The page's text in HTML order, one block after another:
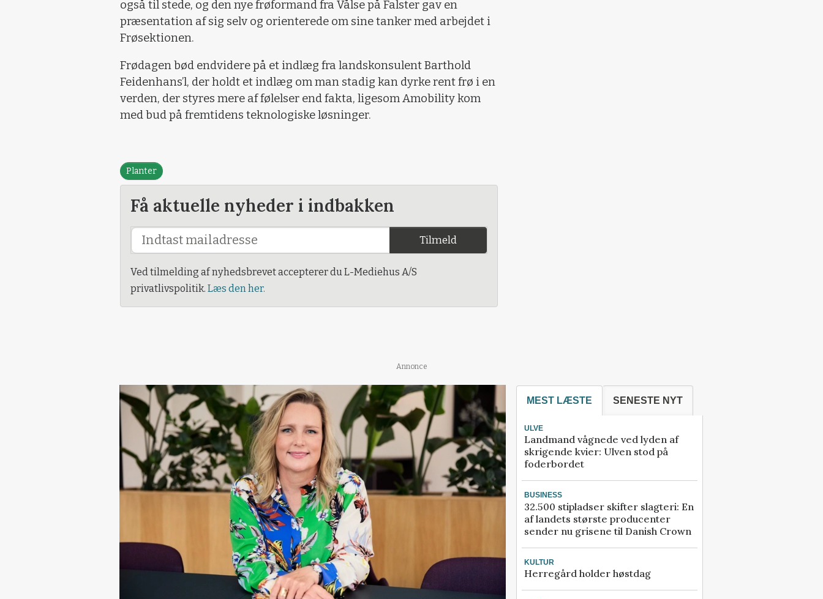
også til stede, og den nye frøformand fra Vålse på Falster gav en
præsentation af sig selv og orienterede om sine tanker med arbejdet i
Frøsektionen.
Frødagen bød endvidere på et indlæg fra landskonsulent Barthold
Feidenhans’l, der holdt et indlæg om man stadig kan dyrke rent frø i en
verden, der styres mere af følelser end fakta, ligesom Amobility kom
med bud på fremtidens teknologiske løsninger.
Planter
Få aktuelle nyheder i indbakken
Tilmeld
Ved tilmelding af nyhedsbrevet accepterer du L-Mediehus A/S
privatlivspolitik. Læs den her.
Annonce
MEST LÆSTE SENESTE NYT
ULVE
Landmand vågnede ved lyden af
skrigende kvier: Ulven stod på
foderbordet
BUSINESS
32.500 stipladser skifter slagteri: En
af landets største producenter
sender nu grisene til Danish Crown
KULTUR
Herregård holder høstdag